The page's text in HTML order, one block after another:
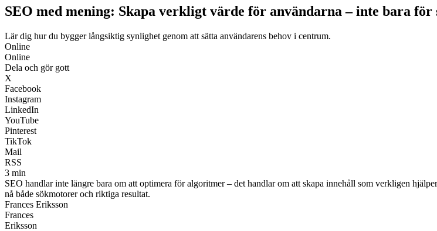
SEO med mening: Skapa verkligt värde för användarna – inte bara för
Lär dig hur du bygger långsiktig synlighet genom att sätta användarens behov i centrum.
Online
Online
Dela och gör gott
X
Facebook
Instagram
LinkedIn
YouTube
Pinterest
TikTok
Mail
RSS
3 min
SEO handlar inte längre bara om att optimera för algoritmer – det handlar om att skapa innehåll som verkligen
nå både sökmotorer och riktiga resultat.
Frances Eriksson
Frances
Eriksson